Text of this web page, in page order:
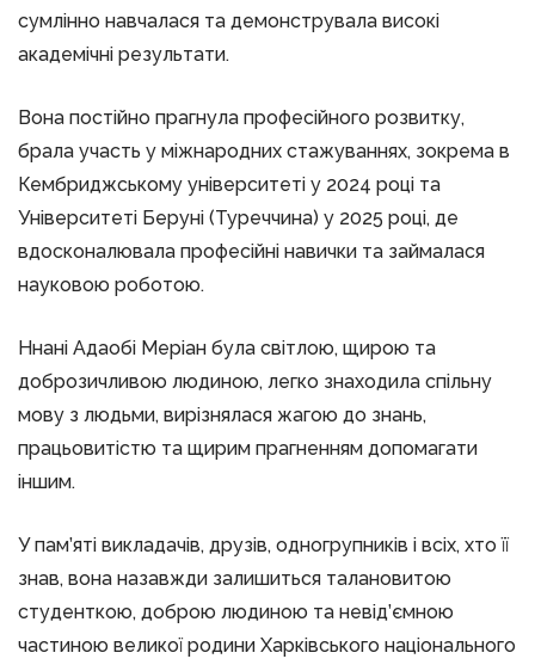
сумлінно навчалася та демонструвала високі
академічні результати.
Вона постійно прагнула професійного розвитку,
брала участь у міжнародних стажуваннях, зокрема в
Кембриджському університеті у 2024 році та
Університеті Беруні (Туреччина) у 2025 році, де
вдосконалювала професійні навички та займалася
науковою роботою.
Ннані Адаобі Меріан була світлою, щирою та
доброзичливою людиною, легко знаходила спільну
мову з людьми, вирізнялася жагою до знань,
працьовитістю та щирим прагненням допомагати
іншим.
У пам’яті викладачів, друзів, одногрупників і всіх, хто її
знав, вона назавжди залишиться талановитою
студенткою, доброю людиною та невід’ємною
частиною великої родини Харківського національного